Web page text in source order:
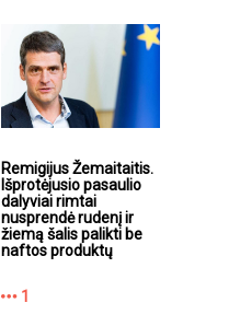
Remigijus Žemaitaitis.
Išprotėjusio pasaulio
dalyviai rimtai
nusprendė rudenį ir
žiemą šalis palikti be
naftos produktų
1